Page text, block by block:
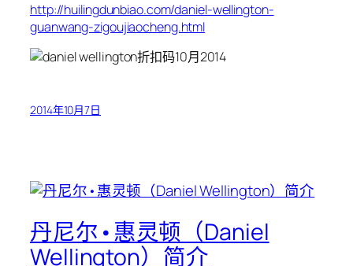
http://huilingdunbiao.com/daniel-wellington-
guanwang-zigoujiaocheng.html
2014年10月7日
丹尼尔•惠灵顿（Daniel
Wellington）简介